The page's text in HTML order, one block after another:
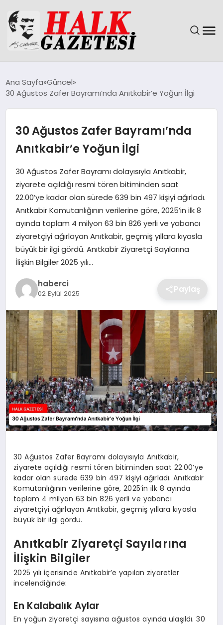
DÜNYA
EĞITIM
EKONOMI
MAGAZIN
SAĞLIK
SIYASET
SPOR
TEKNOLOJI
Ana Sayfa Güncel
30 Ağustos Zafer Bayramı’nda Anıtkabir’e Yoğun İlgi
30 Ağustos Zafer Bayramı’nda
Anıtkabir’e Yoğun İlgi
30 Ağustos Zafer Bayramı dolayısıyla Anıtkabir,
ziyarete açıldığı resmi tören bitiminden saat
22.00’ye kadar olan sürede 639 bin 497 kişiyi ağırladı.
Anıtkabir Komutanlığının verilerine göre, 2025’in ilk 8
ayında toplam 4 milyon 63 bin 826 yerli ve yabancı
ziyaretçiyi ağırlayan Anıtkabir, geçmiş yıllara kıyasla
büyük bir ilgi gördü. Anıtkabir Ziyaretçi Sayılarına
İlişkin Bilgiler 2025 yılı…
haberci
02 Eylül 2025 Paylaş
30 Ağustos Zafer Bayramı dolayısıyla Anıtkabir,
ziyarete açıldığı resmi tören bitiminden saat 22.00’ye
kadar olan sürede 639 bin 497 kişiyi ağırladı. Anıtkabir
Komutanlığının verilerine göre, 2025’in ilk 8 ayında
toplam 4 milyon 63 bin 826 yerli ve yabancı
ziyaretçiyi ağırlayan Anıtkabir, geçmiş yıllara kıyasla
büyük bir ilgi gördü.
Anıtkabir Ziyaretçi Sayılarına
İlişkin Bilgiler
2025 yılı içerisinde Anıtkabir’e yapılan ziyaretler
incelendiğinde:
En Kalabalık Aylar
En yoğun ziyaretçi sayısına ağustos ayında ulaşıldı. 30